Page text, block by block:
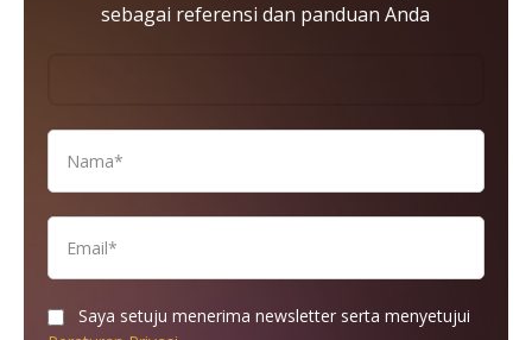
sebagai referensi dan panduan Anda
Saya setuju menerima newsletter serta menyetujui